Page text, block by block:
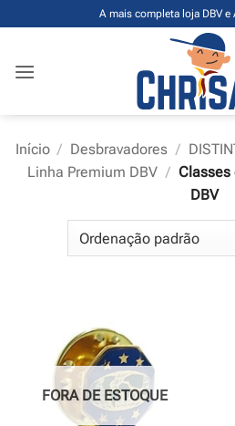
to
A mais completa loja DBV e
Início / Desbravadores /
Linha Premium DBV / Classes
DBV
FORA DE ESTOQUE